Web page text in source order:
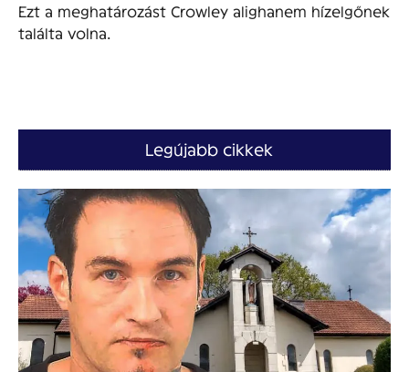
Ezt a meghatározást Crowley alighanem hízelgőnek
találta volna.
Legújabb cikkek